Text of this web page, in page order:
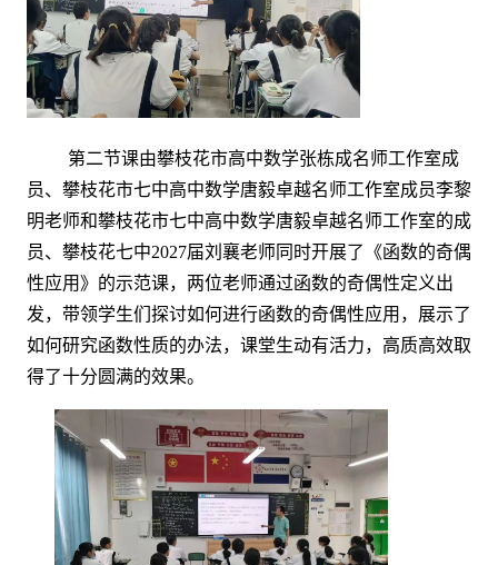
第二节课由攀枝花市高中数学张栋成名师工作室成
员、攀枝花市七中高中数学唐毅卓越名师工作室成员李黎
明老师和攀枝花市七中高中数学唐毅卓越名师工作室的成
员、攀枝花七中2027届刘襄老师同时开展了《函数的奇偶
性应用》的示范课，两位老师通过函数的奇偶性定义出
发，带领学生们探讨如何进行函数的奇偶性应用，展示了
如何研究函数性质的办法，课堂生动有活力，高质高效取
得了十分圆满的效果。